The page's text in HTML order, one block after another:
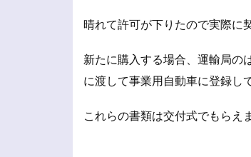
晴れて許可が下りたので実際に
新たに購入する場合、運輸局の
に渡して事業用自動車に登録し
これらの書類は交付式でもらえ